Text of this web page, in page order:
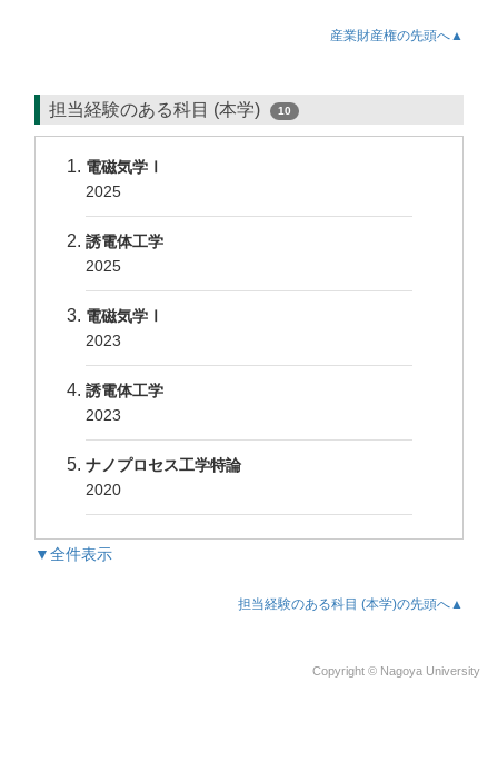
産業財産権の先頭へ▲
担当経験のある科目 (本学) 10
電磁気学Ⅰ
2025
誘電体工学
2025
電磁気学Ⅰ
2023
誘電体工学
2023
ナノプロセス工学特論
2020
▼全件表示
担当経験のある科目 (本学)の先頭へ▲
Copyright © Nagoya University